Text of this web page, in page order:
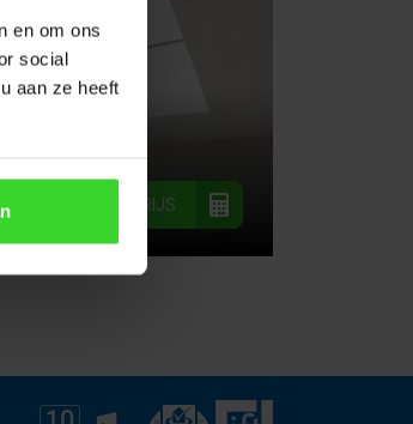
en om ons
social
aan ze heeft
BEREKEN PRIJS
BEREKEN PRIJS
BEREKEN PRIJS